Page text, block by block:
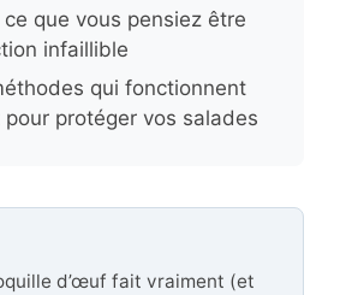
que vous pensiez être
infaillible
qui fonctionnent
pour protéger vos salades
d’œuf fait vraiment (et